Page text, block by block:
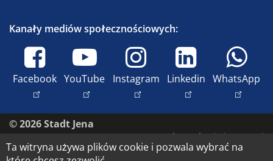
Kanały mediów społecznościowych:
Facebook YouTube Instagram Linkedin WhatsApp
© 2026 Stadt Jena
Skontaktuj się z nami
Nadruk
Ta witryna używa plików cookie i pozwala wybrać na